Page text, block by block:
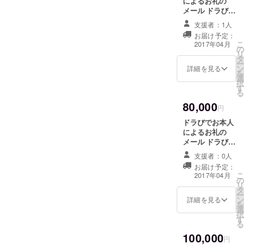
Electronica
（オースト
リア）にて
その年最も
優れたDigital
Musicsに贈
られる
Mention賞を
受賞。2007
年６月世界
芸術界の最
高峰ベネチ
アビエン
待2008年8月
ン「サラゴ
メール ドラびで
お出演のライブ
にご招待（3回）
ドラびでおス
テッカー(5枚）
ドラびでお秘蔵
シークレット
DVD ドラびでお
支援者：1人
お届け予定：
2017年04月
詳細を見る
こ
の
リ
タ
ー
ン
を
選
択
す
る
80,000円
ドラびでお本人
によるお礼の
メール ドラびで
お出演のライブ
にご招待（5回）
ドラびでおス
テッカー(10枚）
ドラびでお秘蔵
シークレット
DVD ドラびでお
支援者：0人
お届け予定：
2017年04月
詳細を見る
こ
の
リ
タ
ー
ン
を
選
択
す
る
100,000円